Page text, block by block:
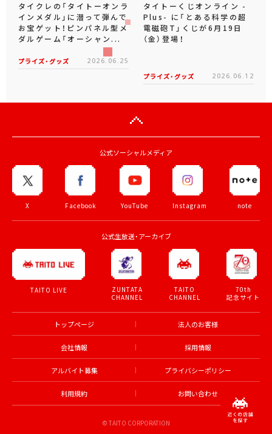
タイクレの「タイトーオンラ
インメダル」に潜って弾んで
お宝ゲット！ピンパネル型メ
ダルゲーム「オーシャン...
プライズ・グッズ 2026.06.25
タイトーくじオンライン -
Plus- に「とある科学の超
電磁砲T」くじが6月19日
（金）登場！
プライズ・グッズ 2026.06.12
公式ソーシャルメディア
X Facebook YouTube Instagram note
公式生放送・アーカイブ
TAITO LIVE
ZUNTATA
CHANNEL
TAITO
CHANNEL
70th
記念サイト
トップページ 法人のお客様
会社情報 採用情報
アルバイト募集 プライバシーポリシー
利用規約 お問い合わせ
© TAITO CORPORATION